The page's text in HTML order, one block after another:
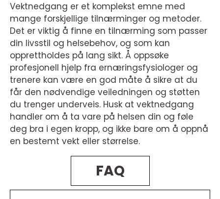
Vektnedgang er et komplekst emne med
mange forskjellige tilnærminger og metoder.
Det er viktig å finne en tilnærming som passer
din livsstil og helsebehov, og som kan
opprettholdes på lang sikt. Å oppsøke
profesjonell hjelp fra ernæringsfysiologer og
trenere kan være en god måte å sikre at du
får den nødvendige veiledningen og støtten
du trenger underveis. Husk at vektnedgang
handler om å ta vare på helsen din og føle
deg bra i egen kropp, og ikke bare om å oppnå
en bestemt vekt eller størrelse.
FAQ